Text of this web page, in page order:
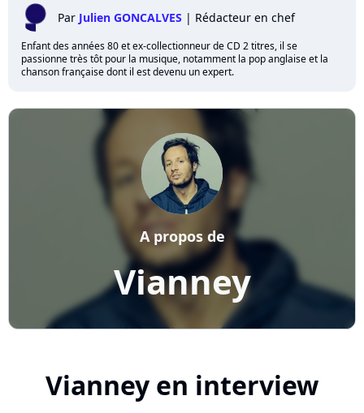
Par Julien GONCALVES | Rédacteur en chef
Enfant des années 80 et ex-collectionneur de CD 2 titres, il se
passionne très tôt pour la musique, notamment la pop anglaise et la
chanson française dont il est devenu un expert.
Vianney
A propos de
Vianney en interview